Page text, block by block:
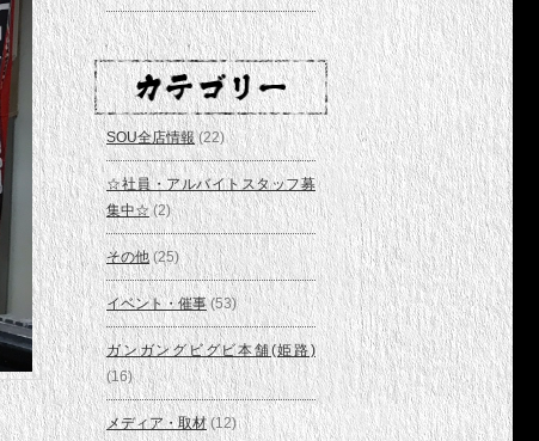
SOU全店情報(22)
☆社員・アルバイトスタッフ募
集中☆(2)
その他(25)
イベント・催事(53)
ガンガングビグビ本舗(姫路)
(16)
メディア・取材(12)